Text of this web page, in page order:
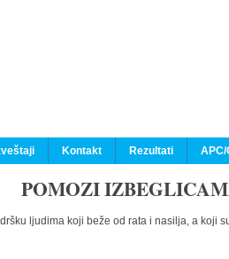
Kontakt Rezultati
POMOZI
ljudima koji beže od rata i nasilja, a koji